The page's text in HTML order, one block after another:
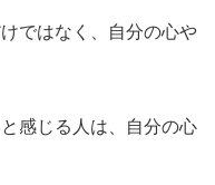
ではなく、自分の心や
感じる人は、自分の心